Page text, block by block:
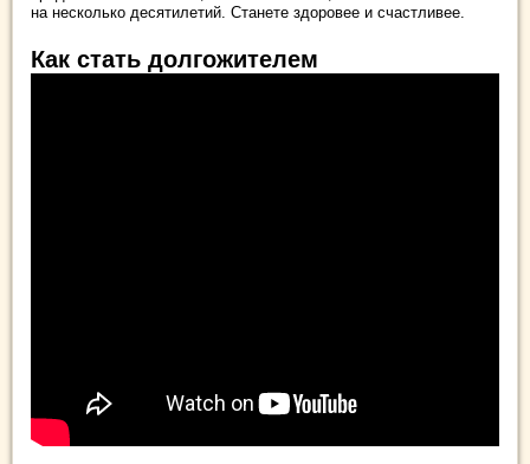
на несколько десятилетий. Станете здоровее и счастливее.
Как стать долгожителем